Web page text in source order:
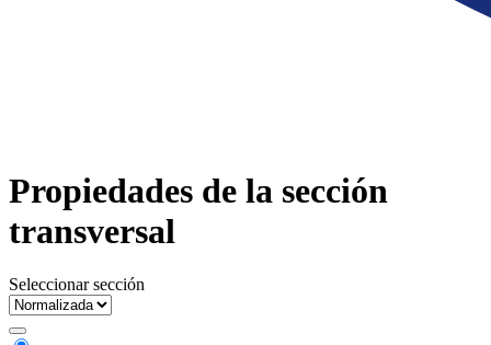
Propiedades de la sección
transversal
Seleccionar sección